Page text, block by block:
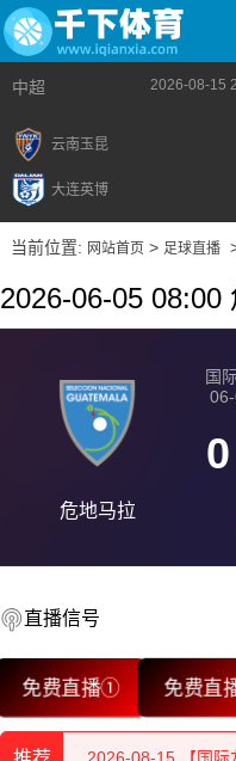
中超 2026-08-15
云南玉昆
大连英博
当前位置: 网站首页> 足球直播
2026-06-05 08:00
危地马拉
国
0
直播信号
免费直播① 免费直
2026-08-15 【国际
2026-08-15 【国际
2026-08-15 【国际